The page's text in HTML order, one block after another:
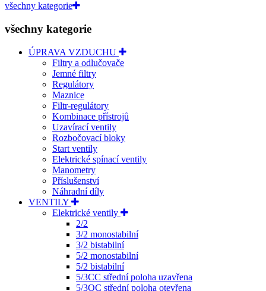
všechny kategorie
všechny kategorie
ÚPRAVA VZDUCHU
Filtry a odlučovače
Jemné filtry
Regulátory
Maznice
Filtr-regulátory
Kombinace přístrojů
Uzavírací ventily
Rozbočovací bloky
Start ventily
Elektrické spínací ventily
Manometry
Příslušenství
Náhradní díly
VENTILY
Elektrické ventily
2/2
3/2 monostabilní
3/2 bistabilní
5/2 monostabilní
5/2 bistabilní
5/3CC střední poloha uzavřena
5/3OC střední poloha otevřena